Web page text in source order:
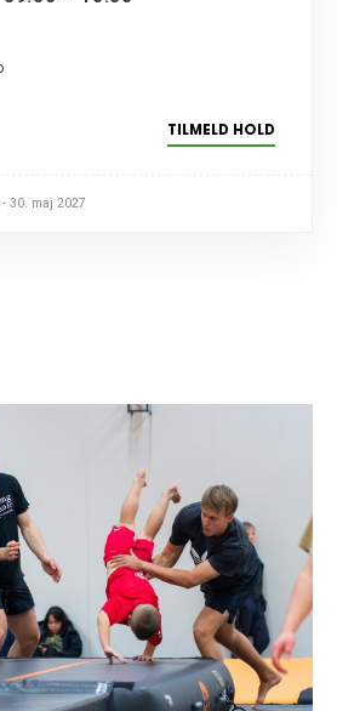
TILMELD HOLD
30. maj 2027